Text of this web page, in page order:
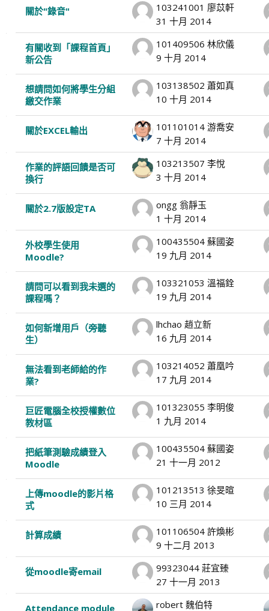
關於"錄音"
103241001 廖苡軒
31 十月 2014
有關收到「課程首頁」
新公告
101409506 林欣儀
9 十月 2014
想請問如何將學生分組
繳交作業
103138502 蕭如真
10 十月 2014
關於EXCEL輸出
101101014 游喬安
7 十月 2014
作業的評語回饋是否可
換行
103213507 李悅
3 十月 2014
關於2.7版設定TA
ongg 翁靜玉
1 十月 2014
外校學生使用
Moodle?
100435504 蘇國姿
19 九月 2014
請問可以看到我未選的
課程嗎？
103321053 溫福銓
19 九月 2014
如何新增用戶（旁聽
生）
lhchao 趙立新
16 九月 2014
無法看到老師給的作
業?
103214052 蕭凰吟
17 九月 2014
巨匠電腦全校授權數位
教材區
101323055 李明俊
1 九月 2014
把紙筆測驗成績登入
Moodle
100435504 蘇國姿
21 十一月 2012
上傳moodle的影片格
式
101213513 徐旻暄
10 三月 2014
計算成績
101106504 許煥彬
9 十二月 2013
從moodle寄email
99323044 莊宜臻
27 十一月 2013
Attendance module
robert 魏伯特